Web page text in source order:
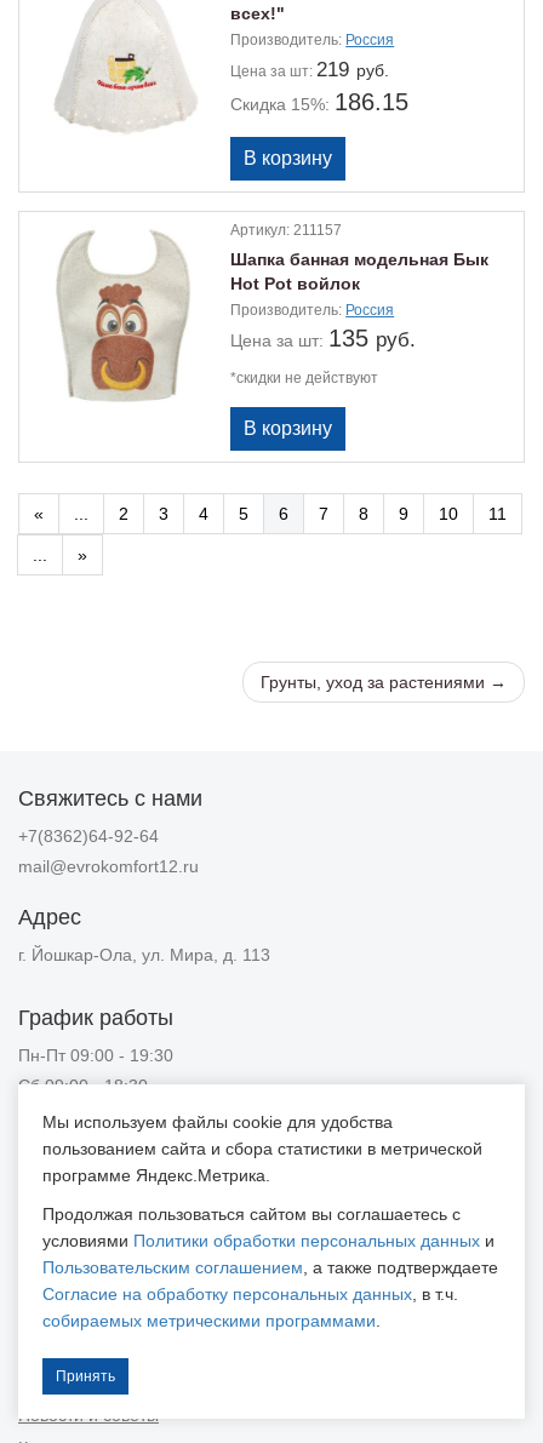
всех!"
Производитель: Россия
Цена за шт:219 руб.
Скидка 15%: 186.15
Артикул:211157
Шапка банная модельная Бык
Нot Pot войлок
Производитель: Россия
Цена за шт: 135 руб.
*скидки не действуют
« 2 3 4 5 6 7 8 9 10 11
»
Грунты, уход за растениями →
Свяжитесь с нами
+7(8362)64-92-64
mail@evrokomfort12.ru
Адрес
г. Йошкар-Ола, ул. Мира, д. 113
График работы
Пн-Пт 09:00 - 19:30
Сб 09:00 - 18:30
Вс 09:00 - 18:00
Магазин
Акции
Услуги
Публичная оферта
Новости и советы
Мы используем файлы cookie для удобства
пользованием сайта и сбора статистики в метрической
программе Яндекс.Метрика.
Продолжая пользоваться сайтом вы соглашаетесь с
условиями Политики обработки персональных данных и
Пользовательским соглашением , а также подтверждаете
Согласие на обработку персональных данных , в т.ч.
собираемых метрическими программами
Принять